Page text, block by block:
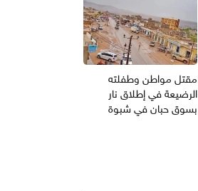
مقتل مواطن وطفلته
الرضيعة في إطلاق نار
بسوق حبان في شبوة